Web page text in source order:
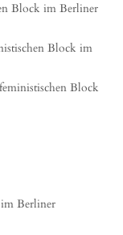
Block im Berliner
Block im
Block
Berliner